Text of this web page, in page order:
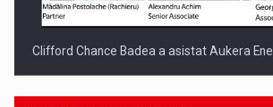
Clifford Chance Badea a asistat Aukera